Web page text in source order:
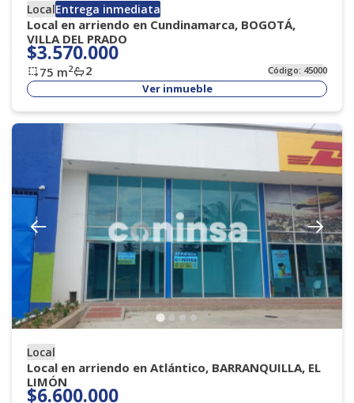
LocalEntrega inmediata
Local en arriendo en Cundinamarca, BOGOTÁ,
VILLA DEL PRADO
$3.570.000
75 m2 2 Código: 45000
Ver inmueble
Local
Local en arriendo en Atlántico, BARRANQUILLA, EL
LIMÓN
$6.600.000